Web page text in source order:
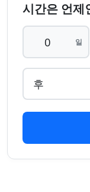
전
6.
37 분
26.
38 분
전
40 분
26.
시간은 언제
일